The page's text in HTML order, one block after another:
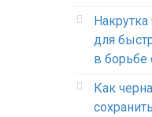
для
в
Как